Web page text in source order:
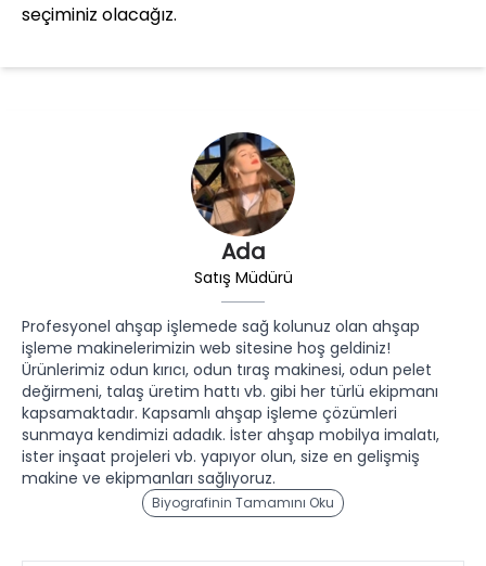
seçiminiz olacağız.
Ada
Satış Müdürü
Profesyonel ahşap işlemede sağ kolunuz olan ahşap
işleme makinelerimizin web sitesine hoş geldiniz!
Ürünlerimiz odun kırıcı, odun tıraş makinesi, odun pelet
değirmeni, talaş üretim hattı vb. gibi her türlü ekipmanı
kapsamaktadır. Kapsamlı ahşap işleme çözümleri
sunmaya kendimizi adadık. İster ahşap mobilya imalatı,
ister inşaat projeleri vb. yapıyor olun, size en gelişmiş
makine ve ekipmanları sağlıyoruz.
Biyografinin Tamamını Oku